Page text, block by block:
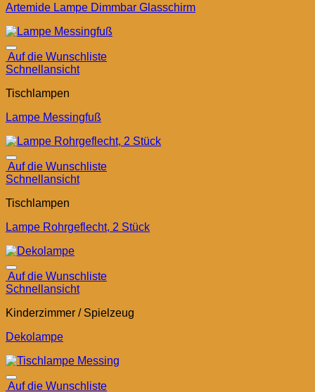
Artemide Lampe Dimmbar Glasschirm
Auf die Wunschliste
Schnellansicht
Tischlampen
Lampe Messingfuß
Auf die Wunschliste
Schnellansicht
Tischlampen
Lampe Rohrgeflecht, 2 Stück
Auf die Wunschliste
Schnellansicht
Kinderzimmer / Spielzeug
Dekolampe
Auf die Wunschliste